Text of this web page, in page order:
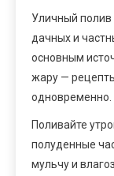
Уличный полив
дачных и
основным
жару —
одновременно.
Поливайте
полуденные
мульчу и